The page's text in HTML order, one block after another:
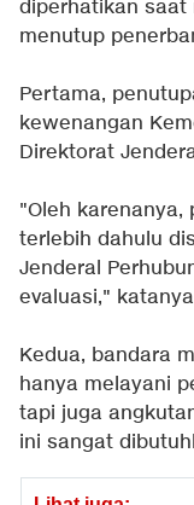
diperhatikan saat
menutup
Pertama,
kewenangan
Direktorat
"Oleh karenanya,
terlebih dahulu
Jenderal
evaluasi,"
Kedua, bandara
hanya melayani
tapi juga
ini sangat